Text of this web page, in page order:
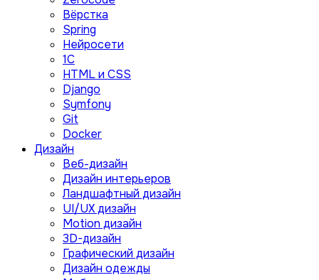
Вёрстка
Spring
Нейросети
1C
HTML и CSS
Django
Symfony
Git
Docker
Дизайн
Веб-дизайн
Дизайн интерьеров
Ландшафтный дизайн
UI/UX дизайн
Motion дизайн
3D-дизайн
Графический дизайн
Дизайн одежды